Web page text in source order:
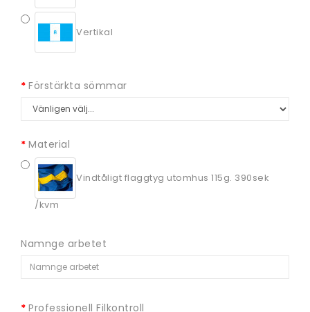
Vertikal
Förstärkta sömmar
Material
Vindtåligt flaggtyg utomhus 115g. 390sek
/kvm
Namnge arbetet
Professionell Filkontroll